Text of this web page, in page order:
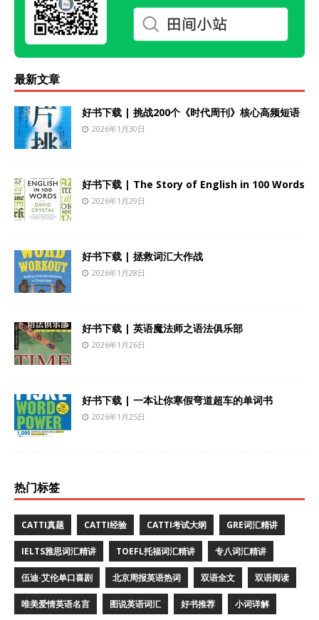
最新文章
好书下载 | 挑战200个《时代周刊》核心高频短语
2026年1月30日
好书下载 | The Story of English in 100 Words
2026年1月29日
好书下载 | 拯救词汇大作战
2026年1月28日
好书下载 | 英语魔法师之语法俱乐部
2026年1月26日
好书下载 | 一本让你寒假弯道超车的单词书
2026年1月25日
热门标签
CATTI真题 CATTI经验 CATTI考试大纲 GRE词汇精讲
IELTS雅思词汇精讲 TOEFL托福词汇精讲 专八词汇精讲
伍迪·艾伦单口喜剧 北京周报英语热词 双语全文 双语阅读
唯美爱情英语名言 图说英语词汇 好书推荐 小词详解